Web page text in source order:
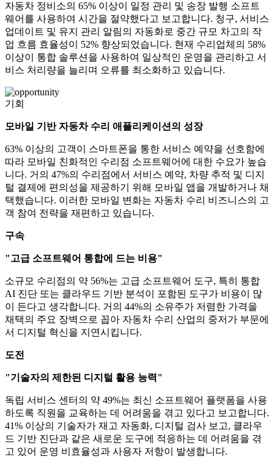
자동차 정비소의 65% 이상이 일정 관리 및 송장 발행 소프트
웨어를 사용하여 시간을 절약했다고 ​​보고합니다. 청구, 서비스
업데이트 및 유지 관리 알림의 자동화로 중간 규모 차고의 작
업 흐름 효율성이 52% 향상되었습니다. 현재 수리업체의 58%
이상이 통합 솔루션을 사용하여 일상적인 운영을 관리하고 서
비스 처리량을 늘리며 오류를 최소화하고 있습니다.
기회
모바일 기반 자동차 수리 애플리케이션의 성장
63% 이상의 고객이 스마트폰을 통한 서비스 예약을 선호함에
따라 모바일 친화적인 수리점 소프트웨어에 대한 수요가 높습
니다. 거의 47%의 수리점에서 서비스 예약, 차량 추적 및 디지
털 결제에 편의성을 제공하기 위해 모바일 앱을 개발하거나 채
택했습니다. 이러한 모바일 변화는 자동차 수리 비즈니스의 고
객 참여 전략을 재편하고 있습니다.
구속
"고급 소프트웨어 통합에 드는 비용"
소규모 수리점의 약 56%는 고급 소프트웨어 도구, 특히 통합
AI 진단 또는 클라우드 기반 분석이 포함된 도구가 비용이 많
이 든다고 생각합니다. 거의 44%의 소유주가 저렴한 가격을
채택의 주요 장벽으로 꼽아 자동차 수리 산업의 중저가 부문에
서 디지털 혁신을 지연시킵니다.
도전
"기술자의 제한된 디지털 활용 능력"
독립 서비스 센터의 약 49%는 최신 소프트웨어 플랫폼을 사용
하도록 직원을 교육하는 데 어려움을 겪고 있다고 보고합니다.
41% 이상의 기술자가 재고 자동화, 디지털 검사 보고, 클라우
드 기반 진단과 같은 새로운 도구에 적응하는 데 어려움을 겪
고 있어 운영 비효율성과 사용자 저항이 발생합니다.